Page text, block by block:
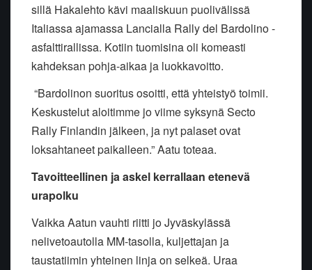
sillä Hakalehto kävi maaliskuun puolivälissä
Italiassa ajamassa Lancialla Rally del Bardolino -
asfalttirallissa. Kotiin tuomisina oli komeasti
kahdeksan pohja-aikaa ja luokkavoitto.
“Bardolinon suoritus osoitti, että yhteistyö toimii.
Keskustelut aloitimme jo viime syksynä Secto
Rally Finlandin jälkeen, ja nyt palaset ovat
loksahtaneet paikalleen.” Aatu toteaa.
Tavoitteellinen ja askel kerrallaan etenevä
urapolku
Vaikka Aatun vauhti riitti jo Jyväskylässä
nelivetoautolla MM-tasolla, kuljettajan ja
taustatiimin yhteinen linja on selkeä. Uraa